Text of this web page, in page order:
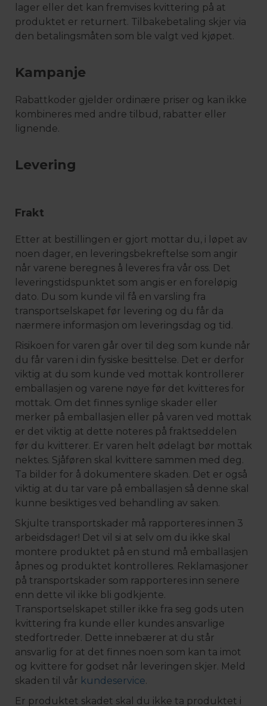
lager eller det kan fremvises kvittering på at
produktet er returnert. Tilbakebetaling skjer via
den betalingsmåten som ble valgt ved kjøpet.
Kampanje
Rabattkoder gjelder ordinære priser og kan ikke
kombineres med andre tilbud, rabatter eller
lignende.
Levering
Frakt
Etter at bestillingen er gjort mottar du, i løpet av
noen dager, en leveringsbekreftelse som angir
når varene beregnes å leveres fra vår oss. Det
leveringstidspunktet som angis er en foreløpig
dato. Du som kunde vil få en varsling fra
transportselskapet før levering og du får da
nærmere informasjon om leveringsdag og tid.
Risikoen for varen går over til deg som kunde når
du får varen i din fysiske besittelse. Det er derfor
viktig at du som kunde ved mottak kontrollerer
emballasjen og varene nøye før det kvitteres for
mottak. Om det finnes synlige skader eller
merker på emballasjen eller på varen ved mottak
er det viktig at dette noteres på fraktseddelen
før du kvitterer. Er varen helt ødelagt bør mottak
nektes. Sjåføren skal kvittere sammen med deg.
Ta bilder for å dokumentere skaden. Det er også
viktig at du tar vare på emballasjen så denne skal
kunne besiktiges ved behandling av saken.
Skjulte transportskader må rapporteres innen 3
arbeidsdager! Det vil si at selv om du ikke skal
montere produktet på en stund må emballasjen
åpnes og produktet kontrolleres. Reklamasjoner
på transportskader som rapporteres inn senere
enn dette vil ikke bli godkjente.
Transportselskapet stiller ikke fra seg gods uten
kvittering fra kunde eller kundes ansvarlige
stedfortreder. Dette innebærer at du står
ansvarlig for at det finnes noen som kan ta imot
og kvittere for godset når leveringen skjer. Meld
skaden til vår kundeservice.
Er produktet skadet skal du ikke ta produktet i